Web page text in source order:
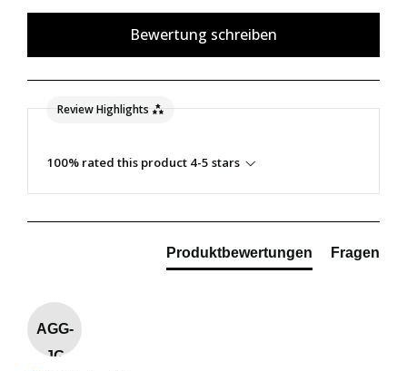
Bewertung schreiben
Review Highlights
100% rated this product 4-5 stars
Produktbewertungen Fragen
AGG-
JG